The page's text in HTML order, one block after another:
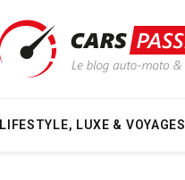
LIFESTYLE, LUXE & VOYAGES